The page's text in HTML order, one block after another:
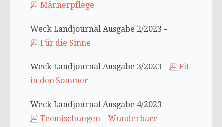
Männerpflege
Weck Landjournal Ausgabe 2/2023 –
Für die Sinne
Weck Landjournal Ausgabe 3/2023 –
Fit
in den Sommer
Weck Landjournal Ausgabe 4/2023 –
Teemischungen – Wunderbare